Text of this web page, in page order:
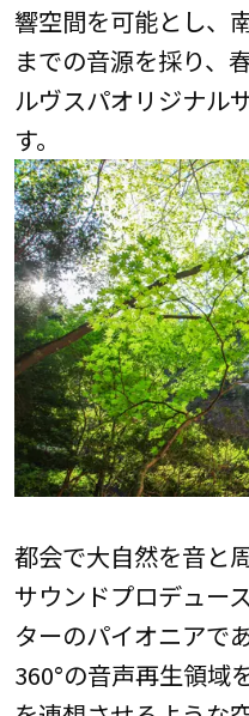
響空間を可能とし、
までの音源を採り、
ルヴスパオリジナル
す。
都会で大自然を音と
サウンドプロデュー
ターのパイオニアで
360°の音声再生領域